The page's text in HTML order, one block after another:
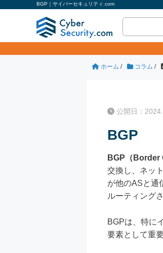
BGP｜サイバーセキュリティ.com
ホーム / コラム /
公開日：
BGP
BGP（Border
交換し、ネッ
が他のASと通
ルーティング
BGPは、特に
要素として重